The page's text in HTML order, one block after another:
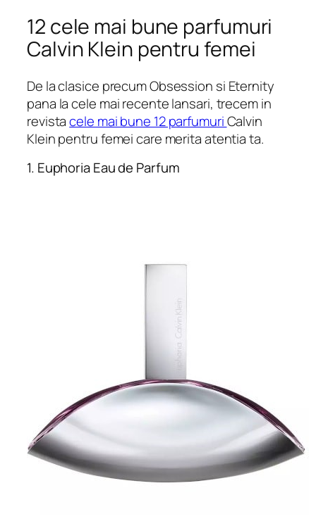
12 cele mai bune parfumuri
Calvin Klein pentru femei
De la clasice precum Obsession si Eternity
pana la cele mai recente lansari, trecem in
revistacele mai bune 12 parfumuriCalvin
Klein pentru femei care merita atentia ta.
1. Euphoria Eau de Parfum